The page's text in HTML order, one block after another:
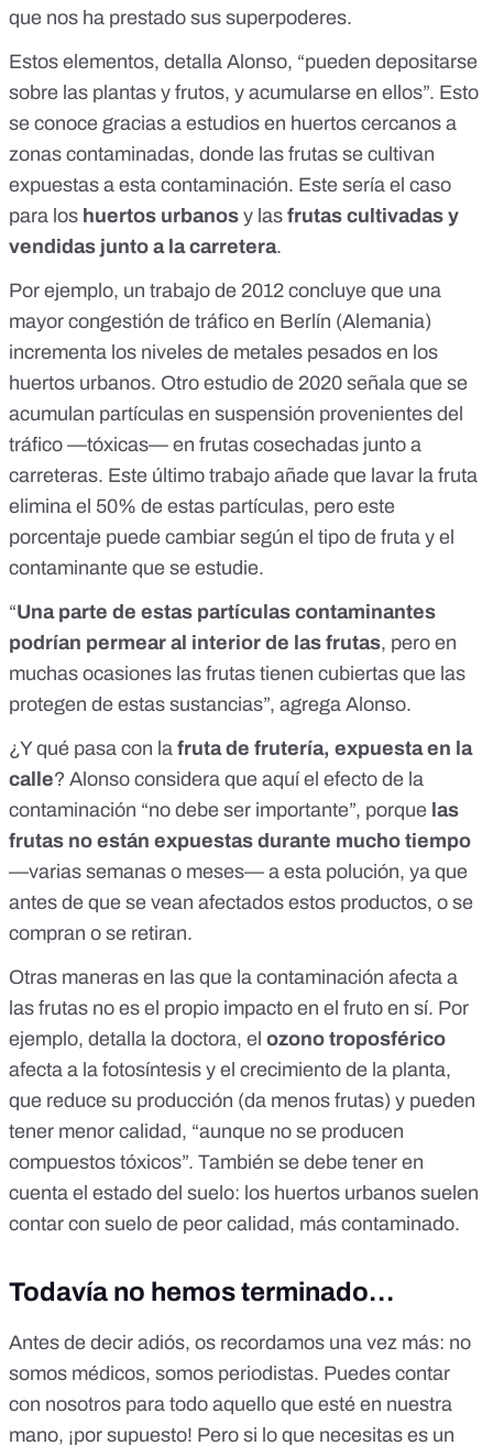
que nos ha prestado sus superpoderes.
Estos elementos, detalla Alonso, “pueden depositarse
sobre las plantas y frutos, y acumularse en ellos”. Esto
se conoce gracias a estudios en huertos cercanos a
zonas contaminadas, donde las frutas se cultivan
expuestas a esta contaminación. Este sería el caso
para los huertos urbanos y las frutas cultivadas y
vendidas junto a la carretera.
Por ejemplo, un trabajo de 2012 concluye que una
mayor congestión de tráfico en Berlín (Alemania)
incrementa los niveles de metales pesados en los
huertos urbanos. Otro estudio de 2020 señala que se
acumulan partículas en suspensión provenientes del
tráfico —tóxicas— en frutas cosechadas junto a
carreteras. Este último trabajo añade que lavar la fruta
elimina el 50% de estas partículas, pero este
porcentaje puede cambiar según el tipo de fruta y el
contaminante que se estudie.
“Una parte de estas partículas contaminantes
podrían permear al interior de las frutas, pero en
muchas ocasiones las frutas tienen cubiertas que las
protegen de estas sustancias”, agrega Alonso.
¿Y qué pasa con la fruta de frutería, expuesta en la
calle? Alonso considera que aquí el efecto de la
contaminación “no debe ser importante”, porque las
frutas no están expuestas durante mucho tiempo
—varias semanas o meses— a esta polución, ya que
antes de que se vean afectados estos productos, o se
compran o se retiran.
Otras maneras en las que la contaminación afecta a
las frutas no es el propio impacto en el fruto en sí. Por
ejemplo, detalla la doctora, el ozono troposférico
afecta a la fotosíntesis y el crecimiento de la planta,
que reduce su producción (da menos frutas) y pueden
tener menor calidad, “aunque no se producen
compuestos tóxicos”. También se debe tener en
cuenta el estado del suelo: los huertos urbanos suelen
contar con suelo de peor calidad, más contaminado.
Todavía no hemos terminado…
Antes de decir adiós, os recordamos una vez más: no
somos médicos, somos periodistas. Puedes contar
con nosotros para todo aquello que esté en nuestra
mano, ¡por supuesto! Pero si lo que necesitas es un